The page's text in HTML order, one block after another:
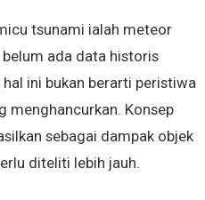
tsunami ialah meteor
ada data historis
ini bukan berarti peristiwa
menghancurkan. Konsep
sebagai dampak objek
diteliti lebih jauh.